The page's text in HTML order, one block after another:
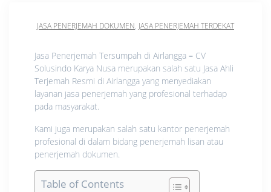
JASA PENERJEMAH DOKUMEN, JASA PENERJEMAH TERDEKAT
Jasa Penerjemah Tersumpah di Airlangga – CV
Solusindo Karya Nusa merupakan salah satu Jasa Ahli
Terjemah Resmi di Airlangga yang menyediakan
layanan jasa penerjemah yang profesional terhadap
pada masyarakat.
Kami juga merupakan salah satu kantor penerjemah
profesional di dalam bidang penerjemah lisan atau
penerjemah dokumen.
Table of Contents